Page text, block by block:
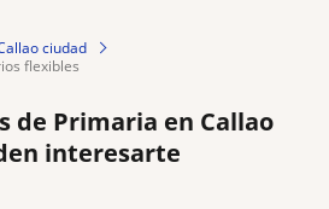
ciudad
flexibles
de Primaria en Callao
interesarte